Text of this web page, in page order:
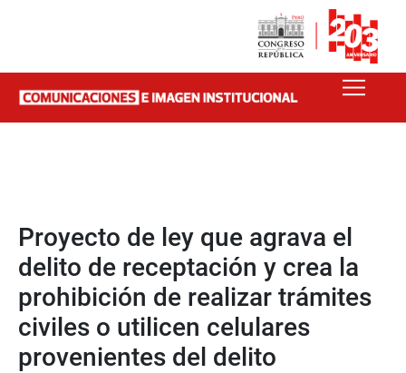
Proyecto de ley que agrava el
delito de receptación y crea la
prohibición de realizar trámites
civiles o utilicen celulares
provenientes del delito